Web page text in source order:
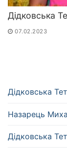
Дідковська
07.02.2023
Дідковська
Назарець
Дідковська